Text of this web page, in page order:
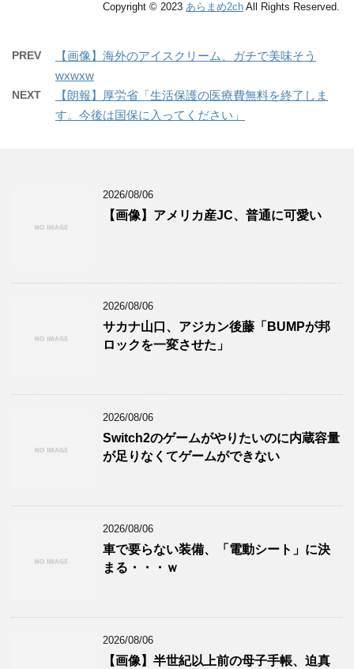
Copyright © 2023 あらまめ2ch All Rights Reserved.
PREV
【画像】海外のアイスクリーム、ガチで美味そう
wxwxw
NEXT
【朗報】厚労省「生活保護の医療費無料を終了しま
す。今後は国保に入ってください」
2026/08/06
【画像】アメリカ産JC、普通に可愛い
2026/08/06
サカナ山口、アジカン後藤「BUMPが邦
ロックを一変させた」
2026/08/06
Switch2のゲームがやりたいのに内蔵容量
が足りなくてゲームができない
2026/08/06
車で要らない装備、「電動シート」に決
まる・・・ｗ
2026/08/06
【画像】半世紀以上前の母子手帳、迫真